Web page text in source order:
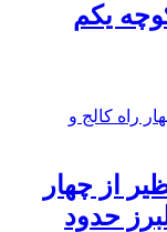
یکم
از چهار
حدود